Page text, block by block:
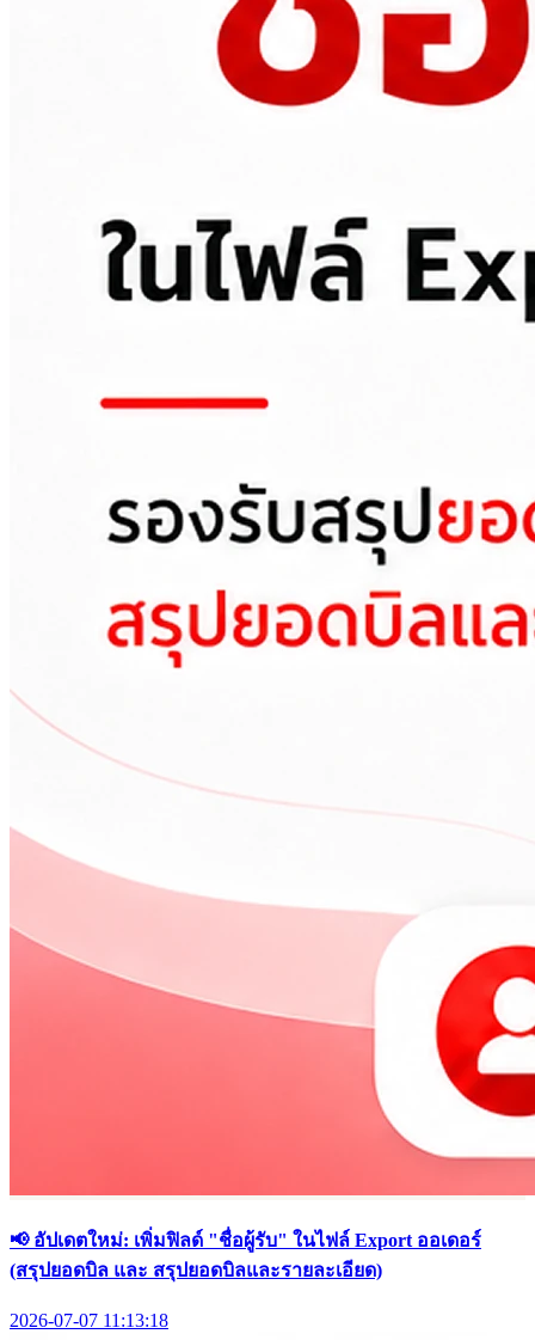
📢 อัปเดตใหม่: เพิ่มฟิลด์ "ชื่อผู้รับ" ในไฟล์ Export ออเดอร์
(สรุปยอดบิล และ สรุปยอดบิลและรายละเอียด)
2026-07-07 11:13:18